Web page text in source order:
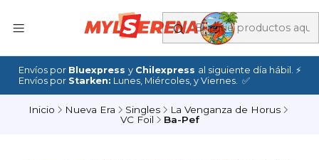
Envíos por Bluexpress y Chilexpress al siguiente día hábil. ⚡
Envíos por Starken: Lunes, Miércoles, y Viernes. ✅
Inicio Nueva Era Singles
La Venganza de Horus
VC Foil
Ba-Pef